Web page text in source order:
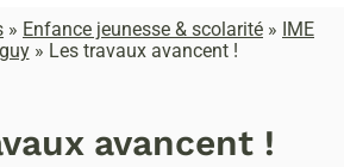
» Enfance jeunesse & scolarité » IME
» Les travaux avancent !
avancent !